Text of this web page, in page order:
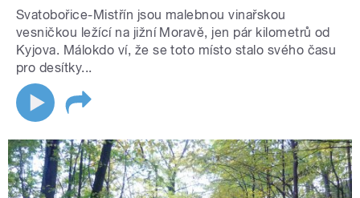
Svatobořice-Mistřín jsou malebnou vinařskou
vesničkou ležící na jižní Moravě, jen pár kilometrů od
Kyjova. Málokdo ví, že se toto místo stalo svého času
pro desítky...